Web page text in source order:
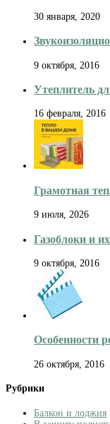
30 января, 2020
9 октября, 2016
Утеплитель
16 февраля, 2016
Грамотная
9 июля, 2026
Газоблоки и
9 октября, 2016
Особенности
26 октября, 2016
Рубрики
Балкон и лоджия